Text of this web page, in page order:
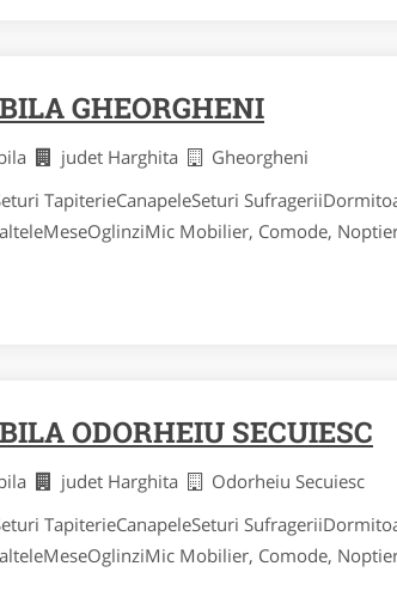
GHEORGHENI
judet Harghita
Gheorgheni
TapiterieCanapeleSeturi
Mobilier, Comode,
ODORHEIU SECUIESC
judet Harghita
Odorheiu Secuiesc
TapiterieCanapeleSeturi
Mobilier, Comode,